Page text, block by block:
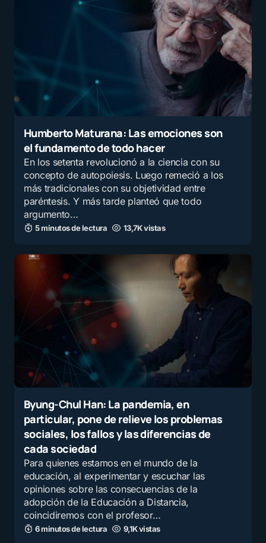
tejido social.
Tu dirección de correo electrónico no será
Los campos obligatorios están
marcados con
Mensaje*
*
Guarda mi nombre y correo electrónico en este
Recibir un correo electrónico con los siguientes
comentarios a esta entrada.
Recibir un correo electrónico con cada nueva
entrada.
Humberto Maturana: Las emociones son
el fundamento de todo hacer
En los setenta revolucionó a la ciencia con su
concepto de autopoiesis. Luego remeció a los
más tradicionales con su objetividad entre
paréntesis. Y más tarde planteó que todo
argumento…
5 minutos de lectura 13,7K vistas
Byung-Chul Han: La pandemia, en
particular, pone de relieve los problemas
sociales, los fallos y las diferencias de
cada sociedad
Para quienes estamos en el mundo de la
educación, al experimentar y escuchar las
opiniones sobre las consecuencias de la
adopción de la Educación a Distancia,
coincidiremos con el profesor…
6 minutos de lectura 9,1K vistas